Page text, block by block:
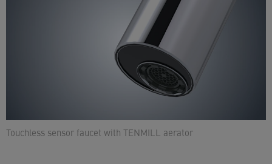
Touchless sensor faucet with TENMILL aerator